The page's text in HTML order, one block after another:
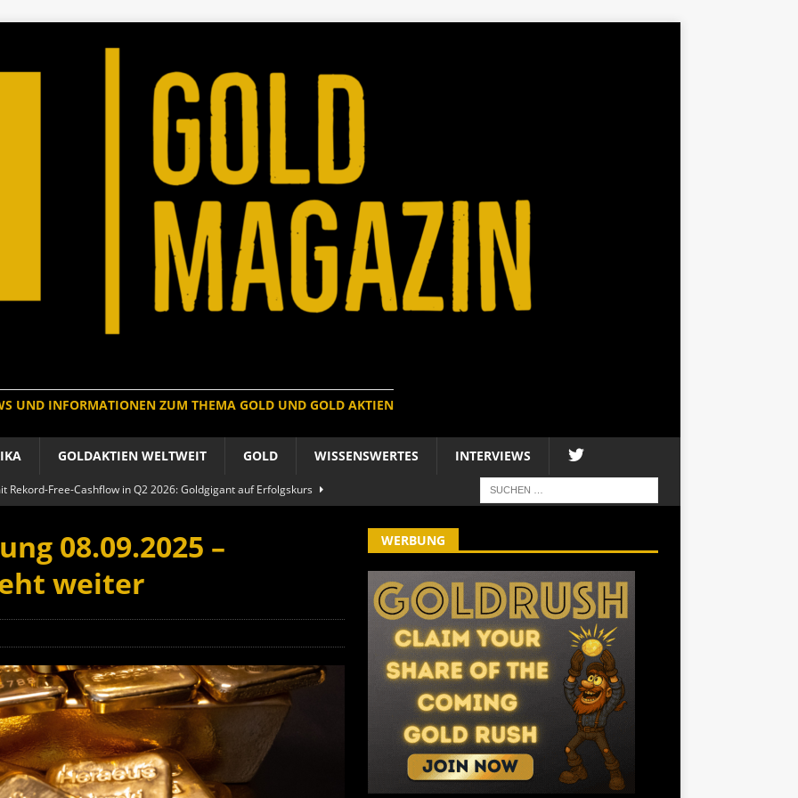
UND INFORMATIONEN ZUM THEMA GOLD UND GOLD AKTIEN
GOLDAKTIEN WELTWEIT GOLD WISSENSWERTES INTERVIEWS
Rekord-Free-Cashflow in Q2 2026: Goldgigant auf Erfolgskurs
der Welt baut um: Newmont vor Befreiungsschlag
Aktie: Umbau in Skandinavien nach Schweden-Deal
boomen nach Preissturz: Asien kauft physisch
08.09.2025 –
weiter
WERBUNG